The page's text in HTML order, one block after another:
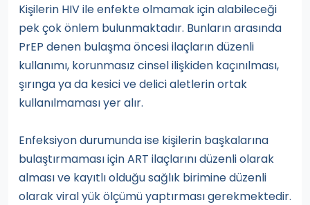
Kişilerin HIV ile enfekte olmamak için alabileceği
pek çok önlem bulunmaktadır. Bunların arasında
PrEP denen bulaşma öncesi ilaçların düzenli
kullanımı, korunmasız cinsel ilişkiden kaçınılması,
şırınga ya da kesici ve delici aletlerin ortak
kullanılmaması yer alır.
Enfeksiyon durumunda ise kişilerin başkalarına
bulaştırmaması için ART ilaçlarını düzenli olarak
alması ve kayıtlı olduğu sağlık birimine düzenli
olarak viral yük ölçümü yaptırması gerekmektedir.